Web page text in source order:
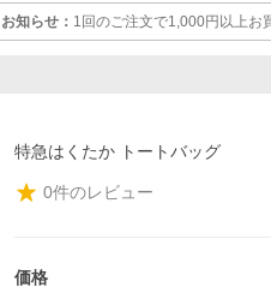
お知らせ： 1回のご注文で1,000円以上お
か1枚プレゼント！絵柄は選べません。
特急はくたか トートバッグ
0件のレビュー
価格